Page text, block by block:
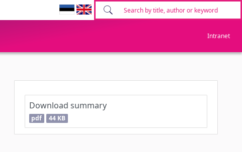
Intranet
Download summary
pdf 44 KB